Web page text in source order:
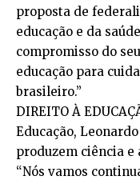
proposta de
educação e da
compromisso do
educação para
brasileiro.”
DIREITO À
Educação,
produzem ciência e
“Nós vamos